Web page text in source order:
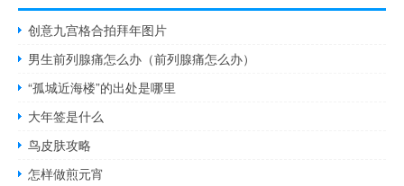
创意九宫格合拍拜年图片
男生前列腺痛怎么办（前列腺痛怎么办）
“孤城近海楼”的出处是哪里
大年签是什么
鸟皮肤攻略
怎样做煎元宵